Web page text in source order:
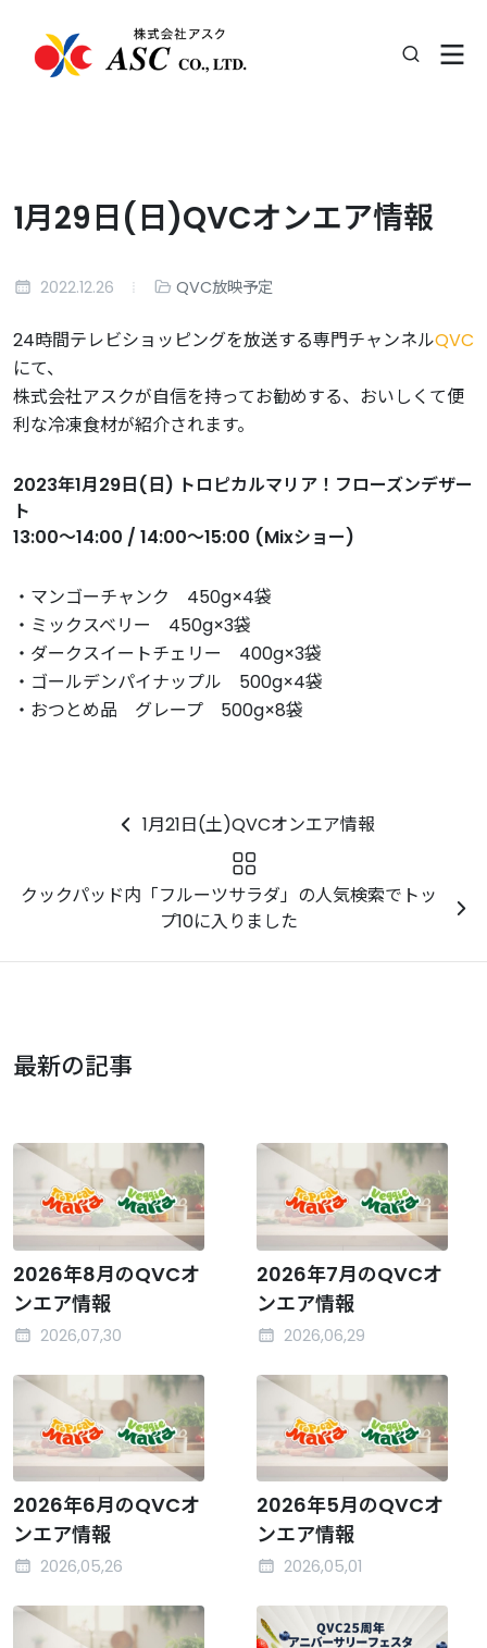
1月29日(日)QVCオンエア情報
2022.12.26 QVC放映予定
24時間テレビショッピングを放送する専門チャンネルQVC
にて、
株式会社アスクが自信を持ってお勧めする、おいしくて便
利な冷凍食材が紹介されます。
2023年1月29日(日) トロピカルマリア！フローズンデザー
ト
13:00～14:00 / 14:00～15:00 (Mixショー)
・マンゴーチャンク 450g×4袋
・ミックスベリー 450g×3袋
・ダークスイートチェリー 400g×3袋
・ゴールデンパイナップル 500g×4袋
・おつとめ品 グレープ 500g×8袋
1月21日(土)QVCオンエア情報
クックパッド内「フルーツサラダ」の人気検索でトッ
プ10に入りました
最新の記事
2026年8月のQVCオ
ンエア情報
2026,07,30
2026年7月のQVCオ
ンエア情報
2026,06,29
2026年6月のQVCオ
ンエア情報
2026,05,26
2026年5月のQVCオ
ンエア情報
2026,05,01